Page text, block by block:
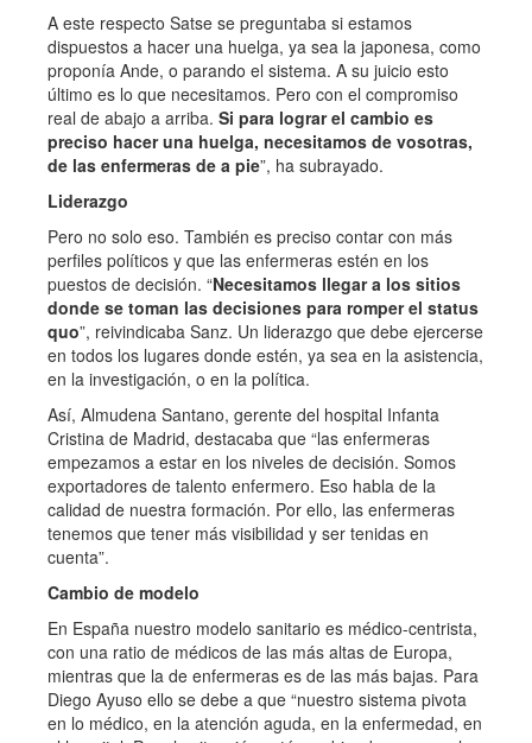
A este respecto Satse se preguntaba si estamos
dispuestos a hacer una huelga, ya sea la japonesa, como
proponía Ande, o parando el sistema. A su juicio esto
último es lo que necesitamos. Pero con el compromiso
real de abajo a arriba. Si para lograr el cambio es
preciso hacer una huelga, necesitamos de vosotras,
de las enfermeras de a pie”, ha subrayado.
Liderazgo
Pero no solo eso. También es preciso contar con más
perfiles políticos y que las enfermeras estén en los
puestos de decisión. “Necesitamos llegar a los sitios
donde se toman las decisiones para romper el status
quo”, reivindicaba Sanz. Un liderazgo que debe ejercerse
en todos los lugares donde estén, ya sea en la asistencia,
en la investigación, o en la política.
Así, Almudena Santano, gerente del hospital Infanta
Cristina de Madrid, destacaba que “las enfermeras
empezamos a estar en los niveles de decisión. Somos
exportadores de talento enfermero. Eso habla de la
calidad de nuestra formación. Por ello, las enfermeras
tenemos que tener más visibilidad y ser tenidas en
cuenta”.
Cambio de modelo
En España nuestro modelo sanitario es médico-centrista,
con una ratio de médicos de las más altas de Europa,
mientras que la de enfermeras es de las más bajas. Para
Diego Ayuso ello se debe a que “nuestro sistema pivota
en lo médico, en la atención aguda, en la enfermedad, en